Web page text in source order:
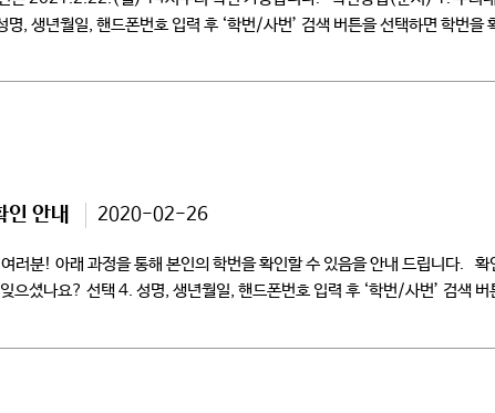
, 생년월일, 핸드폰번호 입력 후 ‘학번/사번’ 검색 버튼을 선택하면 학번
안내 2020-02-26
러분! 아래 과정을 통해 본인의 학번을 확인할 수 있음을 안내 드립니
으셨나요? 선택 4. 성명, 생년월일, 핸드폰번호 입력 후 ‘학번/사번’ 검색